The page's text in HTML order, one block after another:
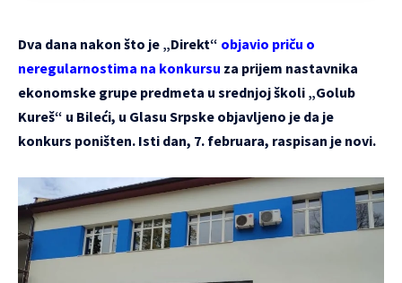
Dva dana nakon što je „Direkt“ objavio priču o
neregularnostima na konkursu za prijem nastavnika
ekonomske grupe predmeta u srednjoj školi „Golub
Kureš“ u Bileći, u Glasu Srpske objavljeno je da je
konkurs poništen. Isti dan, 7. februara, raspisan je novi.